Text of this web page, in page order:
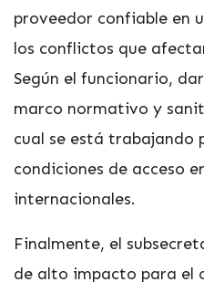
proveedor confiable en
los conflictos que
Según el funcionario,
marco normativo y
cual se está trabajando
condiciones de acceso
internacionales.
Finalmente, el
de alto impacto para el